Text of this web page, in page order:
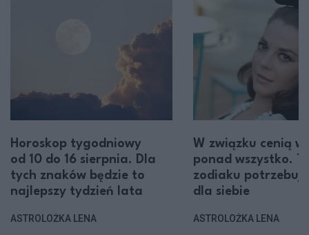
Horoskop tygodniowy
od 10 do 16 sierpnia. Dla
tych znaków będzie to
najlepszy tydzień lata
ASTROLOŻKA LENA
W związku cenią
ponad wszystko.
zodiaku
dla siebie
ASTROLOŻKA LENA